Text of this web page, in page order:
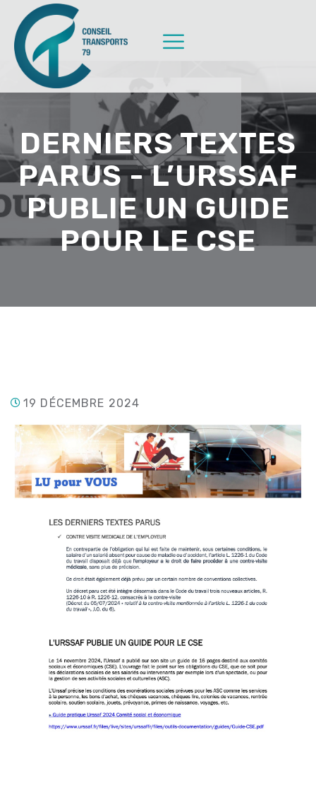
DERNIERS TEXTES
PARUS - L’URSSAF
PUBLIE UN GUIDE
POUR LE CSE
19 DÉCEMBRE 2024